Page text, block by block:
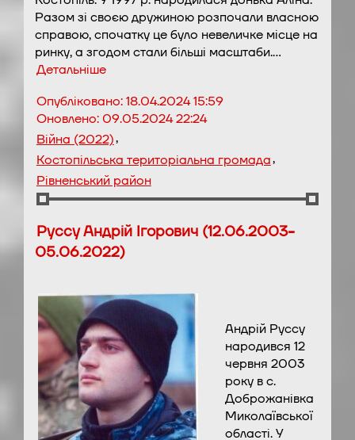
Разом зі своєю дружиною розпочали власною
справою, спочатку це було невеличке місце на
ринку, а згодом стали більші масштаби.…
Детальніше
Опубліковано:18.04.2024 15:59
Оновлено:09.05.2024 22:24
Війна (2022),
Костопільська територіальна громада,
Рівненський район
Руссу Андрій Ігорович (12.06.2003-
05.06.2022)
Андрій Руссу
народився 12
червня 2003
року в с.
Доброжанівка
Миколаївської
області. У